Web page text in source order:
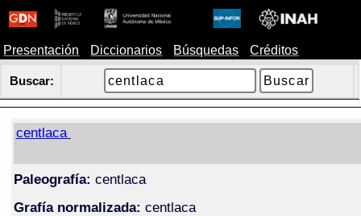
Presentación Diccionarios Búsquedas Créditos
Buscar:
centlaca
Paleografía: centlaca
Grafía normalizada: centlaca